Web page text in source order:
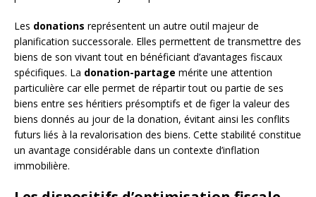
Les donations représentent un autre outil majeur de
planification successorale. Elles permettent de transmettre des
biens de son vivant tout en bénéficiant d’avantages fiscaux
spécifiques. La donation-partage mérite une attention
particulière car elle permet de répartir tout ou partie de ses
biens entre ses héritiers présomptifs et de figer la valeur des
biens donnés au jour de la donation, évitant ainsi les conflits
futurs liés à la revalorisation des biens. Cette stabilité constitue
un avantage considérable dans un contexte d’inflation
immobilière.